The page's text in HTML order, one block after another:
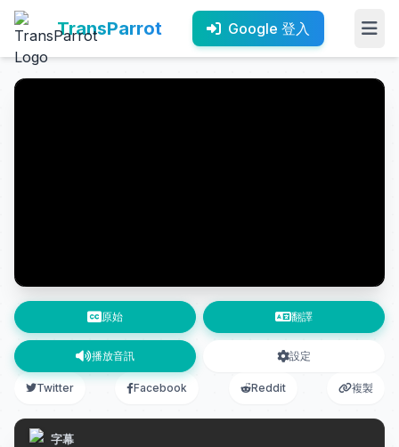
TransParrot Google 登入
原始 翻譯
播放音訊 設定
Twitter Facebook Reddit 複製
字幕